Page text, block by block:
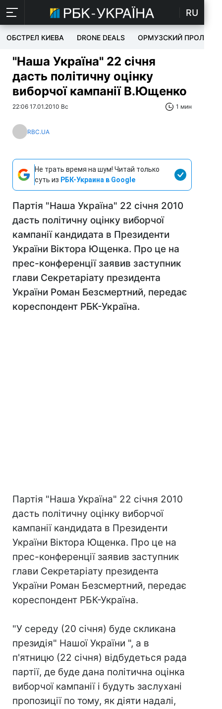
RU
ОБСТРЕЛ КИЕВА DRONE DEALS ОРМУЗСКИЙ ПРОЛИВ
"Наша Україна" 22 січня
дасть політичну оцінку
виборчої кампанії В.Ющенко
22:06 17.01.2010 Вс 1 мин
RBC.UA
Не трать время на шум! Читай только
суть из РБК-Украина в Google
Партія "Наша Україна" 22 січня 2010
дасть політичну оцінку виборчої
кампанії кандидата в Президенти
України Віктора Ющенка. Про це на
прес-конференції заявив заступник
глави Секретаріату президента
України Роман Безсмертний, передає
кореспондент РБК-Україна.
Партія "Наша Україна" 22 січня 2010
дасть політичну оцінку виборчої
кампанії кандидата в Президенти
України Віктора Ющенка. Про це на
прес-конференції заявив заступник
глави Секретаріату президента
України Роман Безсмертний, передає
кореспондент РБК-Україна.
"У середу (20 січня) буде скликана
президія" Нашої України ", а в
п'ятницю (22 січня) відбудеться рада
партії, де буде дана політична оцінка
виборчої кампанії і будуть заслухані
пропозиції по тому, як діяти надалі,